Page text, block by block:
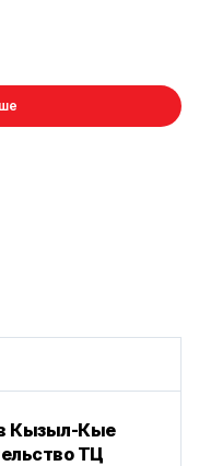
в Кызыл-Кые
ТЦ